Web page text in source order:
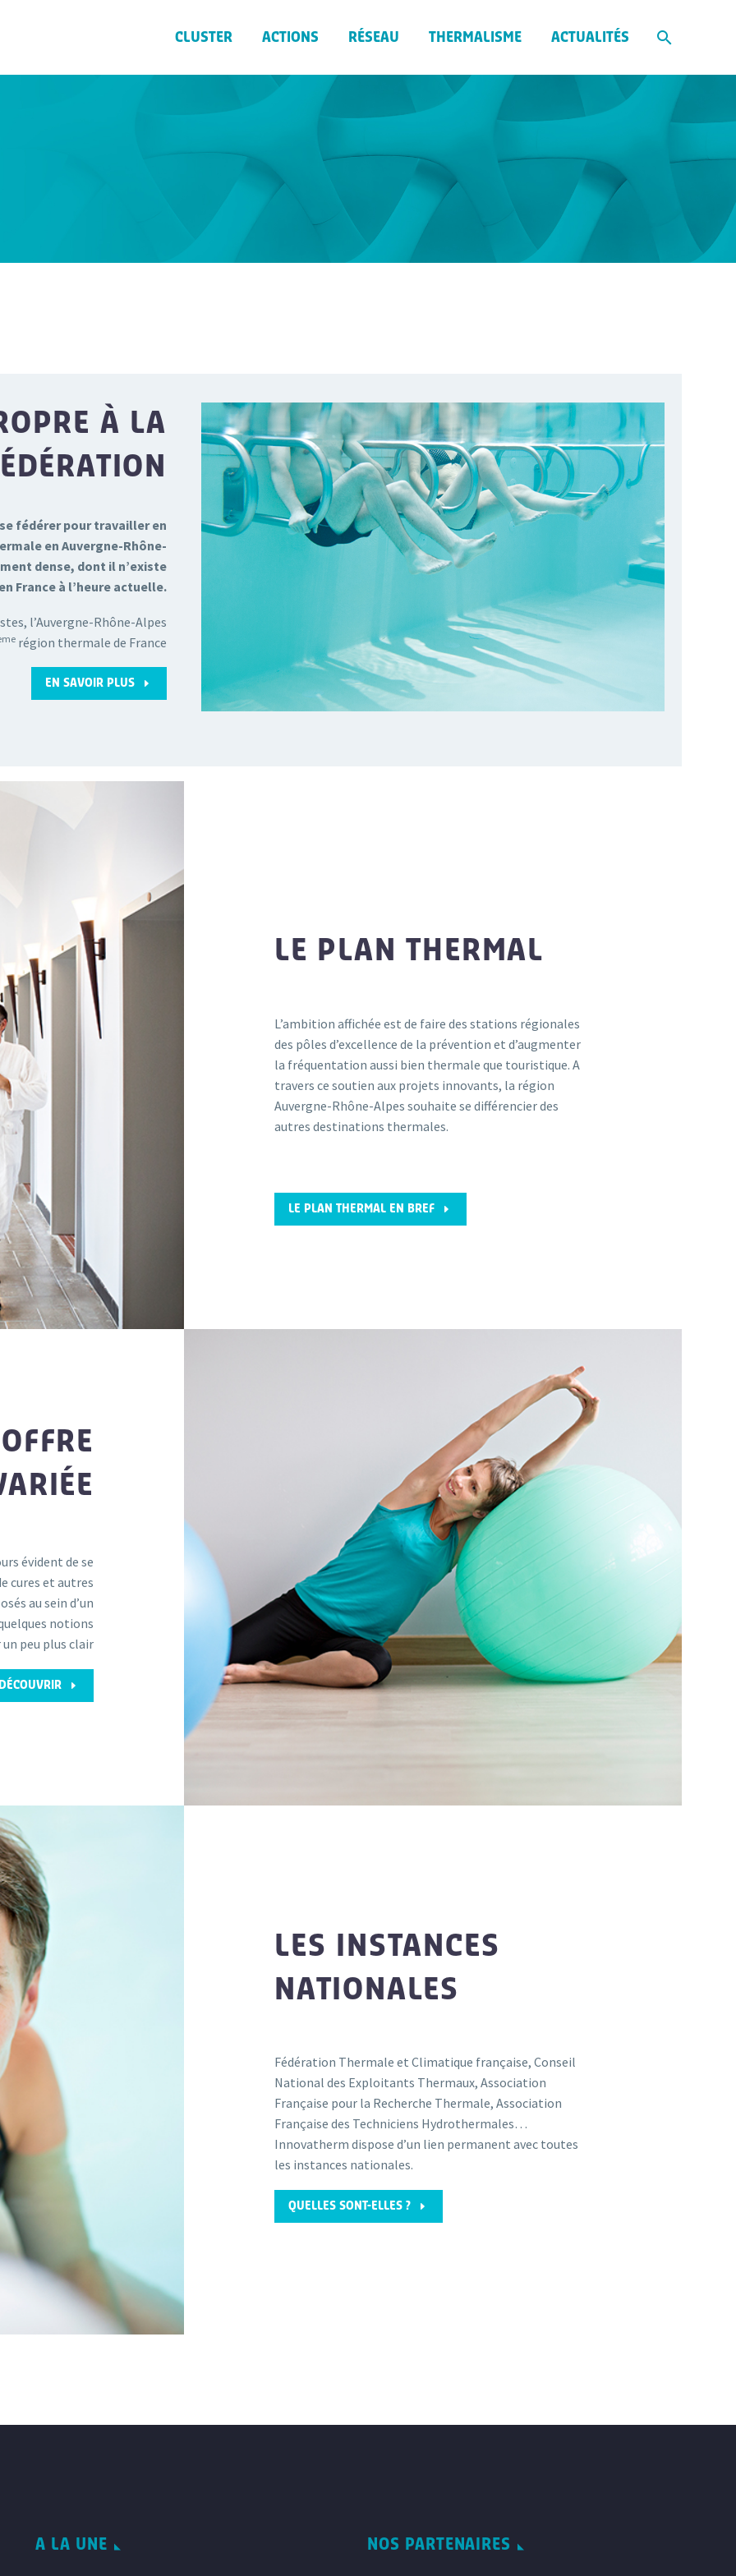
CLUSTER ACTIONS RÉSEAU THERMALISME ACTUALITÉS
À LA
fédérer pour travailler en
en Auvergne-Rhône-
dense, dont il n’existe
France à l’heure actuelle.
l’Auvergne-Rhône-Alpes
région thermale de France
EN SAVOIR PLUS E
LE PLAN THERMAL
L’ambition affichée est de faire des stations régionales
des pôles d’excellence de la prévention et d’augmenter
la fréquentation aussi bien thermale que touristique. A
travers ce soutien aux projets innovants, la région
Auvergne-Rhône-Alpes souhaite se différencier des
autres destinations thermales.
LE PLAN THERMAL EN BREF E
évident de se
cures et autres
au sein d’un
notions
peu plus clair
E
LES INSTANCES
NATIONALES
Fédération Thermale et Climatique française, Conseil
National des Exploitants Thermaux, Association
Française pour la Recherche Thermale, Association
Française des Techniciens Hydrothermales…
Innovatherm dispose d’un lien permanent avec toutes
les instances nationales.
QUELLES SONT-ELLES ? E
A LA UNE NOS PARTENAIRES